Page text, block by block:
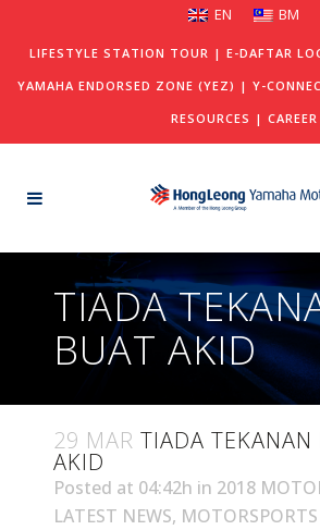
EN BM
LIFESTYLE STATION TOUR | E-DAFTAR
YAMAHA ENDORSED ZONE (YEZ) | Y-
RESOURCES | CAREER
TIADA
BUAT AKID
29 MAR TIADA TEKANAN
AKID
Posted at 04:42h in 2018
LATEST NEWS, MOTORSPORTS